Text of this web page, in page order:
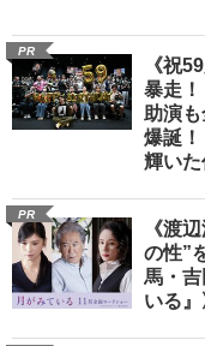
PR
《祝
暴走！
助演も
爆誕
輝いた
PR
《渡
の性”
馬・
いる』